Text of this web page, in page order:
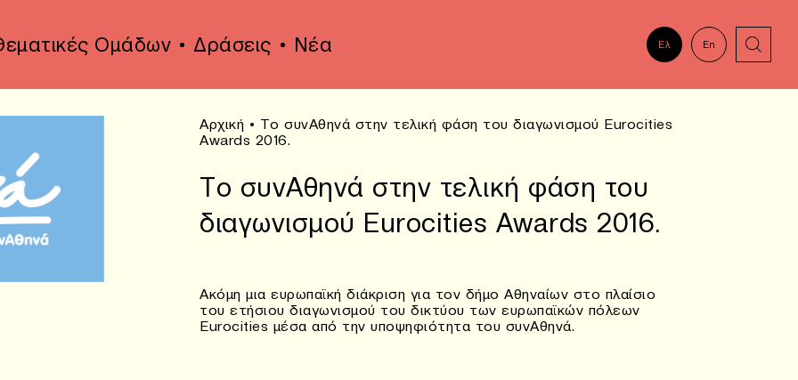
Ομάδων Δράσεις Νέα Ελ En
Αρχική • To συνΑθηνά στην τελική φάση του διαγωνισμού Eurocities
Awards 2016.
To συνΑθηνά στην τελική φάση του
διαγωνισμού Eurocities Awards 2016.
Ακόμη μια ευρωπαϊκή διάκριση για τον δήμο Αθηναίων στο πλαίσιο
του ετήσιου διαγωνισμού του δικτύου των ευρωπαϊκών πόλεων
Eurocities μέσα από την υποψηφιότητα του συνΑθηνά.